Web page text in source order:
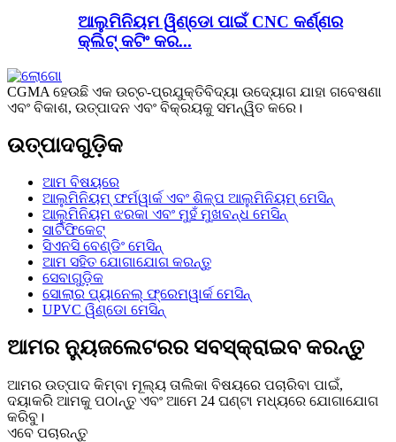
ଆଲୁମିନିୟମ ୱିଣ୍ଡୋ ପାଇଁ CNC କର୍ଣ୍ଣର
କ୍ଲିଟ୍ କଟିଂ କର...
CGMA ହେଉଛି ଏକ ଉଚ୍ଚ-ପ୍ରଯୁକ୍ତିବିଦ୍ୟା ଉଦ୍ୟୋଗ ଯାହା ଗବେଷଣା
ଏବଂ ବିକାଶ, ଉତ୍ପାଦନ ଏବଂ ବିକ୍ରୟକୁ ସମନ୍ୱିତ କରେ।
ଉତ୍ପାଦଗୁଡ଼ିକ
ଆମ ବିଷୟରେ
ଆଲୁମିନିୟମ୍ ଫର୍ମୱାର୍କ ଏବଂ ଶିଳ୍ପ ଆଲୁମିନିୟମ୍ ମେସିନ୍
ଆଲୁମିନିୟମ ଝରକା ଏବଂ ମୁହଁ ମୁଖବନ୍ଧ ମେସିନ୍
ସାର୍ଟିଫିକେଟ୍
ସିଏନସି ବେଣ୍ଡିଂ ମେସିନ୍
ଆମ ସହିତ ଯୋଗାଯୋଗ କରନ୍ତୁ
ସେବାଗୁଡ଼ିକ
ସୋଲାର ପ୍ୟାନେଲ୍ ଫ୍ରେମୱାର୍କ ମେସିନ୍
UPVC ୱିଣ୍ଡୋ ମେସିନ୍
ଆମର ନ୍ୟୁଜଲେଟରର ସବସ୍କ୍ରାଇବ କରନ୍ତୁ
ଆମର ଉତ୍ପାଦ କିମ୍ବା ମୂଲ୍ୟ ତାଲିକା ବିଷୟରେ ପଚାରିବା ପାଇଁ,
ଦୟାକରି ଆମକୁ ପଠାନ୍ତୁ ଏବଂ ଆମେ 24 ଘଣ୍ଟା ମଧ୍ୟରେ ଯୋଗାଯୋଗ
କରିବୁ।
ଏବେ ପଚାରନ୍ତୁ